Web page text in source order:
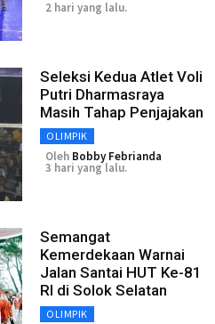
2 hari yang lalu.
Seleksi Kedua Atlet Voli
Putri Dharmasraya
Masih Tahap Penjajakan
OLIMPIK
Oleh Bobby Febrianda
3 hari yang lalu.
Semangat
Kemerdekaan Warnai
Jalan Santai HUT Ke-81
RI di Solok Selatan
OLIMPIK